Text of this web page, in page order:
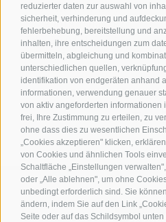
reduzierter daten zur auswahl von
sicherheit, verhinderung und
fehlerbehebung, bereitstellung und
inhalten, ihre entscheidungen zum
übermitteln, abgleichung und
unterschiedlichen quellen,
identifikation von endgeräten anhand
informationen, verwendung genauer
von aktiv angeforderten informationen
frei, Ihre Zustimmung zu erteilen, zu
ohne dass dies zu wesentlichen
„Cookies akzeptieren" klicken,
von Cookies und ähnlichen Tools
Schaltfläche „Einstellungen
oder „Alle ablehnen", um ohne
unbedingt erforderlich sind. Sie
ändern, indem Sie auf den Link
Seite oder auf das Schildsymbol
Dr.-Weiser-Platz 2
I - 39018 Terlan BZ
Tel. +39 0471 257 165
info@terlan.info